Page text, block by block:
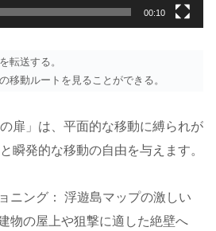
00:10
転送する。
移動ルートを見ることができる。
扉」は、平面的な移動に縛られが
瞬発的な移動の自由を与えます。
ニング： 浮遊島マップの激しい
物の屋上や狙撃に適した絶壁へ